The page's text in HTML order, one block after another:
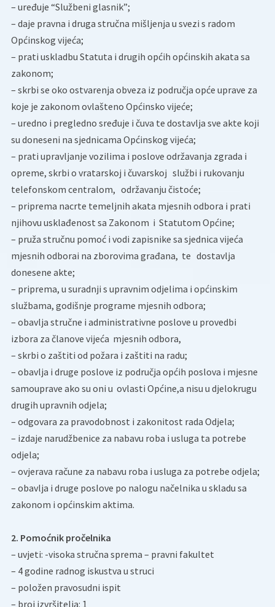
– uređuje “Službeni glasnik”;
– daje pravna i druga stručna mišljenja u svezi s radom
Općinskog vijeća;
– prati uskladbu Statuta i drugih općih općinskih akata sa
zakonom;
– skrbi se oko ostvarenja obveza iz područja opće uprave za
koje je zakonom ovlašteno Općinsko vijeće;
– uredno i pregledno sređuje i čuva te dostavlja sve akte koji
su doneseni na sjednicama Općinskog vijeća;
– prati upravljanje vozilima i poslove održavanja zgrada i
opreme, skrbi o vratarskoj i čuvarskoj službi i rukovanju
telefonskom centralom, održavanju čistoće;
– priprema nacrte temeljnih akata mjesnih odbora i prati
njihovu usklađenost sa Zakonom i Statutom Općine;
– pruža stručnu pomoć i vodi zapisnike sa sjednica vijeća
mjesnih odborai na zborovima građana, te dostavlja
donesene akte;
– priprema, u suradnji s upravnim odjelima i općinskim
službama, godišnje programe mjesnih odbora;
– obavlja stručne i administrativne poslove u provedbi
izbora za članove vijeća mjesnih odbora,
– skrbi o zaštiti od požara i zaštiti na radu;
– obavlja i druge poslove iz područja općih poslova i mjesne
samouprave ako su oni u ovlasti Općine,a nisu u djelokrugu
drugih upravnih odjela;
– odgovara za pravodobnost i zakonitost rada Odjela;
– izdaje narudžbenice za nabavu roba i usluga ta potrebe
odjela;
– ovjerava račune za nabavu roba i usluga za potrebe odjela;
– obavlja i druge poslove po nalogu načelnika u skladu sa
zakonom i općinskim aktima.
2. Pomoćnik pročelnika
– uvjeti: -visoka stručna sprema – pravni fakultet
– 4 godine radnog iskustva u struci
– položen pravosudni ispit
– broj izvršitelja: 1